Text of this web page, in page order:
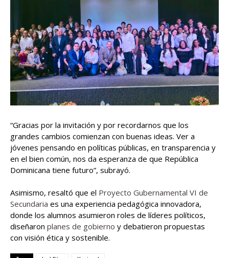
“Gracias por la invitación y por recordarnos que los
grandes cambios comienzan con buenas ideas. Ver a
jóvenes pensando en políticas públicas, en transparencia y
en el bien común, nos da esperanza de que República
Dominicana tiene futuro”, subrayó.
Asimismo, resaltó que el Proyecto Gubernamental VI de
Secundaria es una experiencia pedagógica innovadora,
donde los alumnos asumieron roles de líderes políticos,
diseñaron planes de gobierno y debatieron propuestas
con visión ética y sostenible.